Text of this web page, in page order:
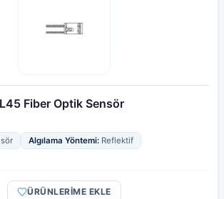
Fiber Optik Sensör
Algılama Yöntemi: Reflektif
ÜRÜNLERİME EKLE